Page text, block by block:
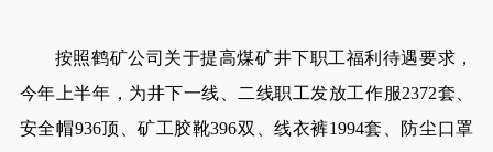
按照鹤矿公司关于提高煤矿井下职工福利待遇要求，
今年上半年，为井下一线、二线职工发放工作服2372套、
安全帽936顶、矿工胶靴396双、线衣裤1994套、防尘口罩